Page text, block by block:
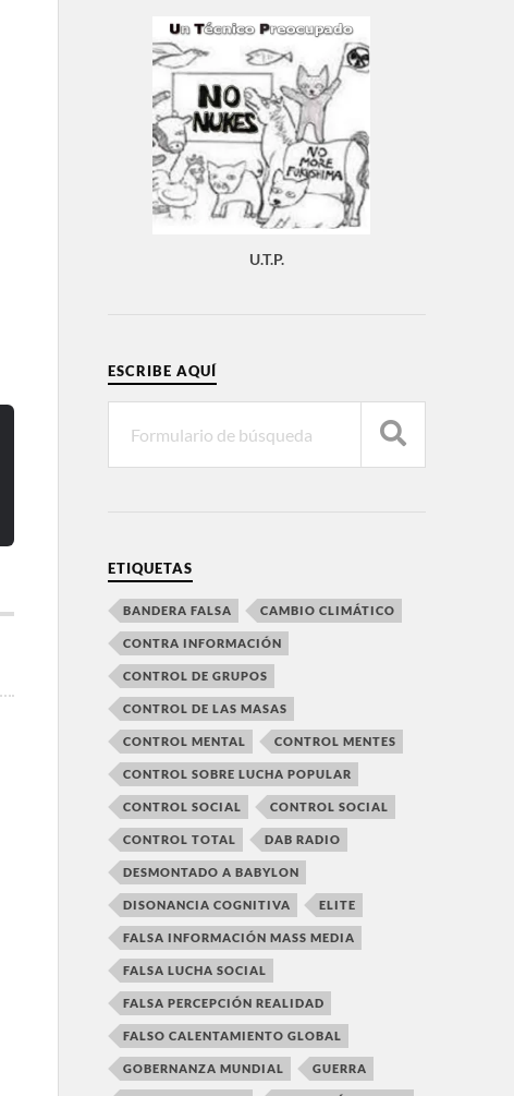
U.T.P.
ESCRIBE AQUÍ
ETIQUETAS
BANDERA FALSA CAMBIO CLIMÁTICO
CONTRA INFORMACIÓN
CONTROL DE GRUPOS
CONTROL DE LAS MASAS
CONTROL MENTAL CONTROL MENTES
CONTROL SOBRE LUCHA POPULAR
CONTROL SOCIAL CONTROL SOCIAL
CONTROL TOTAL DAB RADIO
DESMONTADO A BABYLON
DISONANCIA COGNITIVA ELITE
FALSA INFORMACIÓN MASS MEDIA
FALSA LUCHA SOCIAL
FALSA PERCEPCIÓN REALIDAD
FALSO CALENTAMIENTO GLOBAL
GOBERNANZA MUNDIAL GUERRA